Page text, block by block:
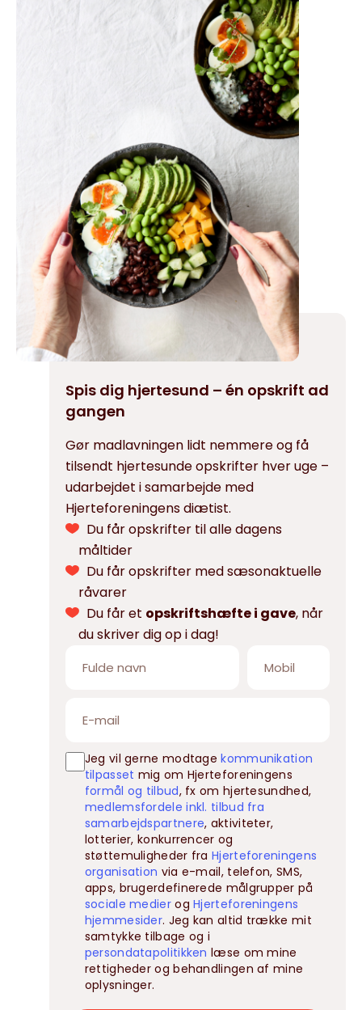
Spis dig hjertesund – én opskrift ad
gangen
Gør madlavningen lidt nemmere og få
tilsendt hjertesunde opskrifter hver uge –
udarbejdet i samarbejde med
Hjerteforeningens diætist.
Du får opskrifter til alle dagens
måltider
Du får opskrifter med sæsonaktuelle
råvarer
Du får et opskriftshæfte i gave, når
du skriver dig op i dag!
Jeg vil gerne modtagekommunikation
tilpasset mig om Hjerteforeningens
formål og tilbud, fx om hjertesundhed,
medlemsfordele inkl. tilbud fra
samarbejdspartnere, aktiviteter,
lotterier, konkurrencer og
støttemuligheder fraHjerteforeningens
organisation via e-mail, telefon, SMS,
apps, brugerdefinerede målgrupper på
sociale medierogHjerteforeningens
hjemmesider. Jeg kan altid trække mit
samtykke tilbage og i
persondatapolitikken læse om mine
rettigheder og behandlingen af mine
oplysninger.